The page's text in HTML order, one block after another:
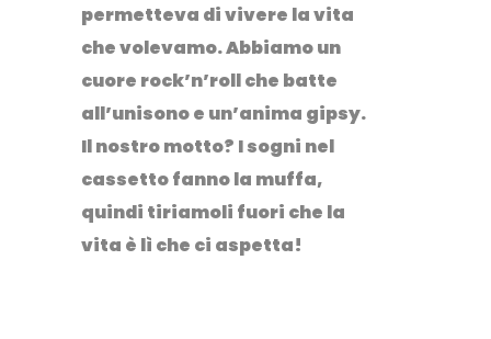
permetteva di vivere la vita
che volevamo. Abbiamo un
cuore rock’n’roll che batte
all’unisono e un’anima gipsy.
Il nostro motto? I sogni nel
cassetto fanno la muffa,
quindi tiriamoli fuori che la
vita è lì che ci aspetta!